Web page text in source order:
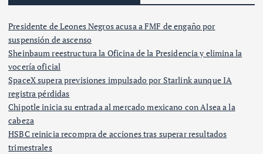
Presidente de Leones Negros acusa a FMF de engaño por
suspensión de ascenso
Sheinbaum reestructura la Oficina de la Presidencia y elimina la
vocería oficial
SpaceX supera previsiones impulsado por Starlink aunque IA
registra pérdidas
Chipotle inicia su entrada al mercado mexicano con Alsea a la
cabeza
HSBC reinicia recompra de acciones tras superar resultados
trimestrales